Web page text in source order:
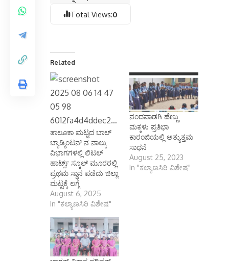
Total Views:0
Related
ತಾಲೂಕಾ ಮಟ್ಟದ ಬಾಲ್
ಬ್ಯಾಡ್ಮಿಂಟನ್ ನ ನಾಲ್ಕು
ವಿಭಾಗಗಳಲ್ಲಿ ಲಿಟಲ್
ಹಾರ್ಟ್ಸ್ ಸ್ಕೂಲ್ ಮೂರರಲ್ಲಿ
ಪ್ರಥಮ ಸ್ಥಾನ ಪಡೆದು ಜಿಲ್ಲಾ
ಮಟ್ಟಕ್ಕೆ ಲಗ್ಗೆ
August 6, 2025
In "ಕಲ್ಯಾಣಸಿರಿ ವಿಶೇಷ"
ನಂದವಾಡಗಿ ಹೆಣ್ಣು
ಮಕ್ಕಳು ಪ್ರತಿಭಾ
ಕಾರಂಜಿಯಲ್ಲಿ ಅತ್ಯುತ್ತಮ
ಸಾಧನೆ
August 25, 2023
In "ಕಲ್ಯಾಣಸಿರಿ ವಿಶೇಷ"